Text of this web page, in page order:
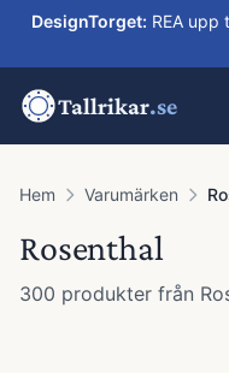
DesignTorget: REA upp
Tallrikar.se
Hem Varumärken
Rosenthal
300 produkter från